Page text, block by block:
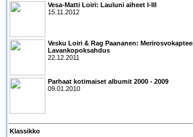
Vesa-Matti Loiri: Lauluni aiheet I-III
15.11.2012
Vesku Loiri & Rag Paananen:
Lavankopoksahdus
22.12.2011
Parhaat kotimaiset albumit 2000 - 2009
09.01.2010
Klassikko